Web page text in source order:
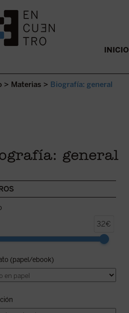
AL CONTENIDO. INICIO
> Materias > Biografía: general
general
32€
(papel/ebook)